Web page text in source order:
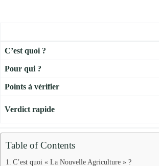
C’est quoi ?
Pour qui ?
Points à vérifier
Verdict rapide
Table of Contents
C’est quoi « La Nouvelle Agriculture » ?